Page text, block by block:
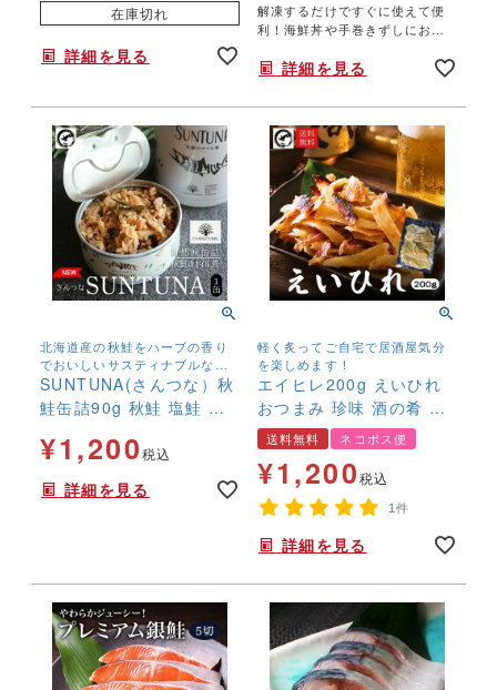
在庫切れ
詳細を見る
解凍するだけですぐに使えて便
利！海鮮丼や手巻きずしにおス
詳細を見る
北海道産の秋鮭をハーブの香り
でおいしいサスティナブルな缶
詰に！
SUNTUNA(さんつな）秋
鮭缶詰90g 秋鮭 塩鮭 新
トック 国産
¥1,200税込
詳細を見る
軽く炙ってご自宅で居酒屋気分
を楽しめます！
エイヒレ200g えいひれ
おつまみ 珍味 酒の肴 低
カロリー コラーゲン 手
土産 送料無料 ネコポス
便
送料無料 ネコポス便
¥1,200税込
1件
詳細を見る